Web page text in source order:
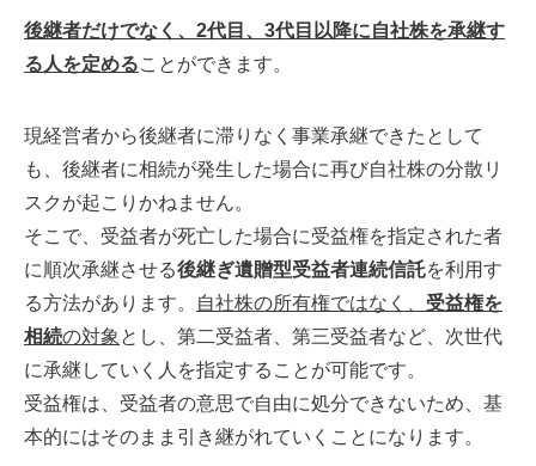
後継者だけでなく、2代目、3代目以降に自社株を承継す
る人を定めることができます。
現経営者から後継者に滞りなく事業承継できたとして
も、後継者に相続が発生した場合に再び自社株の分散リ
スクが起こりかねません。
そこで、受益者が死亡した場合に受益権を指定された者
に順次承継させる後継ぎ遺贈型受益者連続信託を利用す
る方法があります。
自社株の所有権ではなく、 受益権を
相続の対象とし、第二受益者、第三受益者など、次世代
に承継していく人を指定することが可能です。
受益権は、受益者の意思で自由に処分できないため、基
本的にはそのまま引き継がれていくことになります。